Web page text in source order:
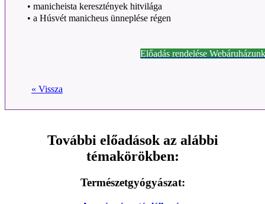
• manicheista keresztények hitvilága
• a Húsvét manicheus ünneplése régen
Előadás rendelése
« Vissza
További előadások az alábbi
témakörökben:
Természetgyógyászat: